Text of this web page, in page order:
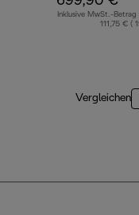
Inklusive MwSt.-Betrag
111,75 € (
Vergleichen